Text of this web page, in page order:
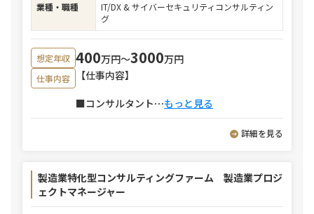
業種・職種
IT/DX & サイバーセキュリティコンサルティン
グ
想定年収 400万円〜3000万円
仕事内容
【仕事内容】
■コンサルタント⋯もっと見る
詳細を見る
製造業特化型コンサルティングファーム 製造業プロジ
ェクトマネージャー